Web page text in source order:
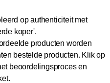
op authenticiteit met
koper'.
producten worden
bestelde producten. Klik op
beoordelingsproces en